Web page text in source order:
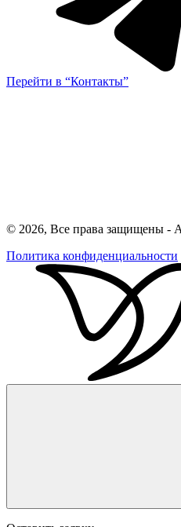
Перейти в “Контакты”
© 2026, Все права защищены -
Политика конфиденциальности